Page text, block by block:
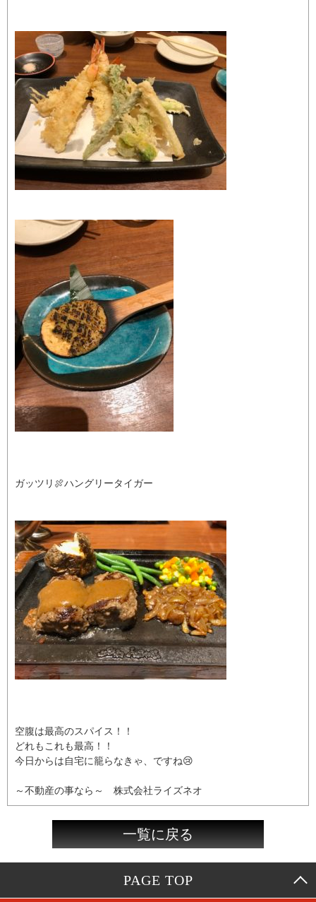
ガッツリ🍖ハングリータイガー
空腹は最高のスパイス！！
どれもこれも最高！！
今日からは自宅に籠らなきゃ、ですね😢
～不動産の事なら～ 株式会社ライズネオ
一覧に戻る
PAGE TOP